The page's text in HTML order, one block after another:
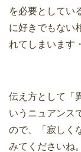
を必要としてい
に好きでもない
れてしまいます
伝え方として「
いうニュアンス
ので、「寂しく
みてくださいね。